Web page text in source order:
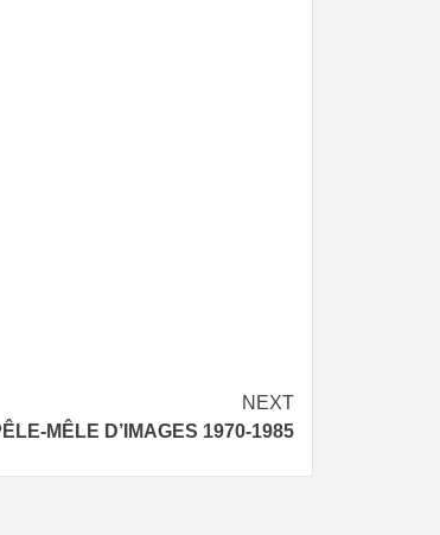
NEXT
MÊLE D’IMAGES 1970-1985